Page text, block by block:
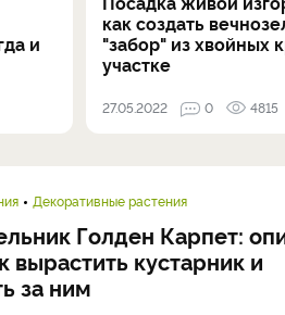
и
как создать
"забор" из хвойных
участке
27.05.2022 0 4815
Декоративные растения
Голден Карпет:
вырастить кустарник и
за ним